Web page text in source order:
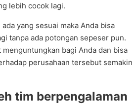
lebih cocok lagi.
yang sesuai maka Anda bisa
tanpa ada potongan sepeser pun.
bagi Anda dan bisa
perusahaan tersebut semakin
tim berpengalaman